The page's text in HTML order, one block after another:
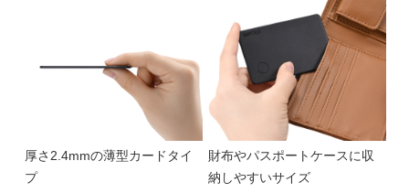
厚さ2.4mmの薄型カードタイ
プ
財布やパスポートケースに収
納しやすいサイズ